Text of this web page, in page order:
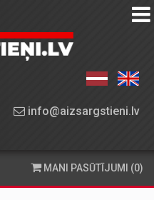
info@aizsargstieni.lv
MANI PASŪTĪJUMI (0)